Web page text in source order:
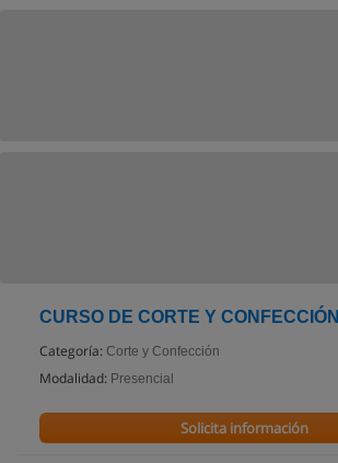
CURSO DE CORTE Y CONFECCIÓN
Categoría: Corte y Confección
Modalidad: Presencial
Solicita información